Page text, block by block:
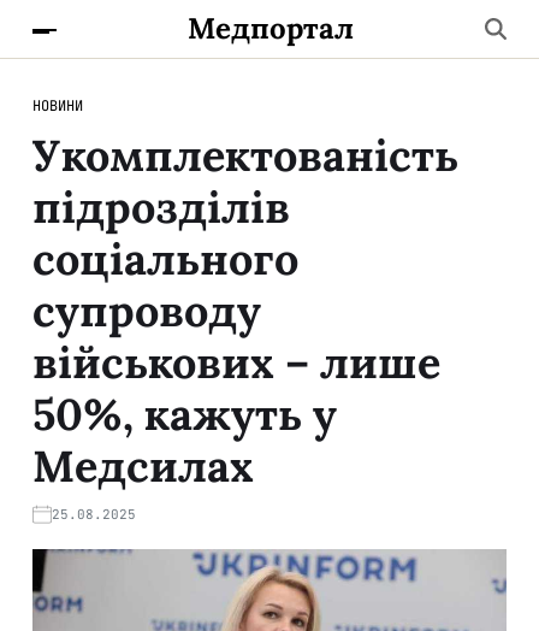
Медпортал
НОВИНИ
Укомплектованість
підрозділів
соціального
супроводу
військових – лише
50%, кажуть у
Медсилах
25.08.2025